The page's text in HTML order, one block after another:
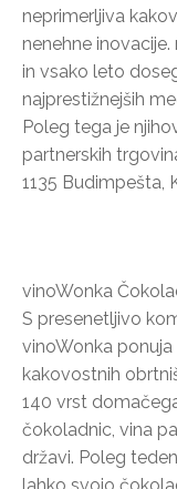
neprimerljiva
nenehne
in vsako leto
najprestižnejših
Poleg tega je
partnerskih
1135 Budimpešta,
vinoWonka
S presenetljivo
vinoWonka
kakovostnih
140 vrst
čokoladnic, vina
državi. Poleg